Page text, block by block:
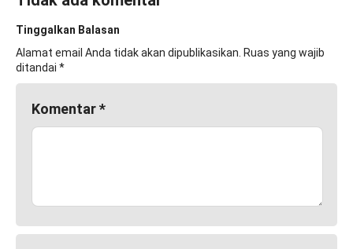
Tinggalkan Balasan
Alamat email Anda tidak akan dipublikasikan. Ruas yang wajib
ditandai *
Komentar*